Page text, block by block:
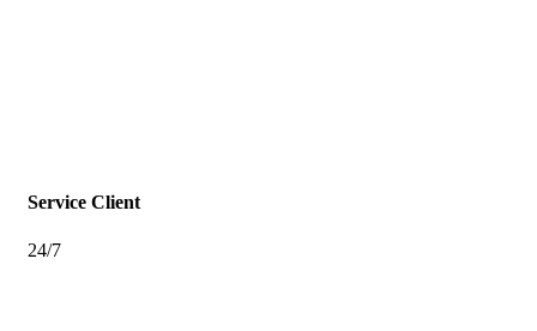
Service Client
24/7